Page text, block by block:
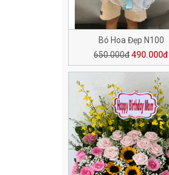
Bó Hoa Đẹp N100
650.000đ490.000đ